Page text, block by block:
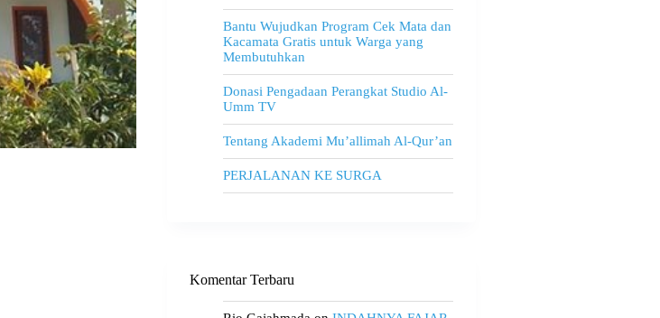
Bantu Wujudkan Program Cek Mata dan
Kacamata Gratis untuk Warga yang
Membutuhkan
Donasi Pengadaan Perangkat Studio Al-
Umm TV
Tentang Akademi Mu’allimah Al-Qur’an
PERJALANAN KE SURGA
Komentar Terbaru